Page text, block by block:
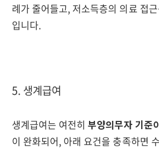
례가 줄어들고, 저소득층의 의료 접
입니다.
5. 생계급여
생계급여는 여전히부양의무자 기준
이 완화되어, 아래 요건을 충족하면